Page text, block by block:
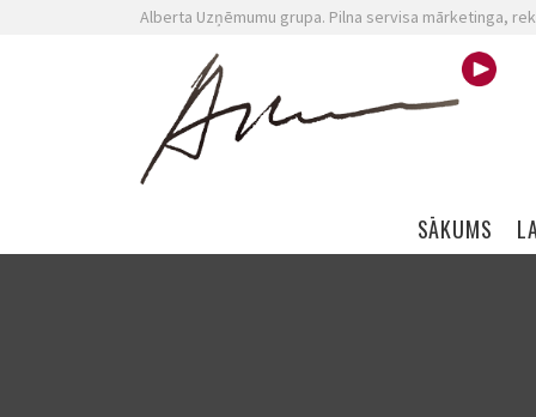
Alberta Uzņēmumu grupa. Pilna servisa mārketinga,
Skip navigation
SĀKUMS